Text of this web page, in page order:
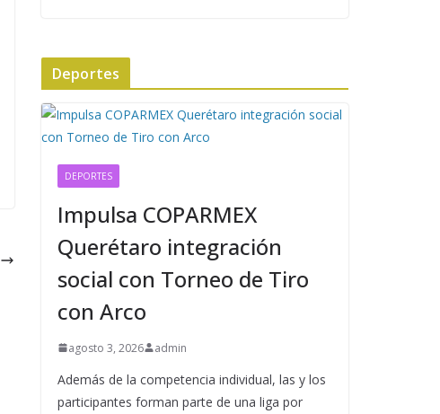
Deportes
DEPORTES
Impulsa COPARMEX
Querétaro integración
social con Torneo de Tiro
con Arco
agosto 3, 2026 admin
Además de la competencia individual, las y los
participantes forman parte de una liga por